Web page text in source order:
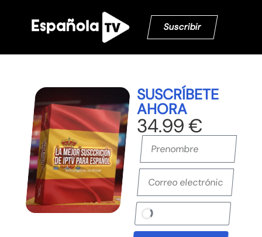
Suscribir
SUSCRÍBETE
AHORA
34.99 €